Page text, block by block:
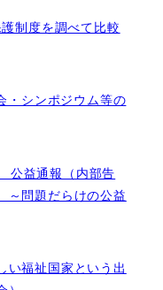
制度を調べて比較
・シンポジウム等の
公益通報（内部告
問題だらけの公益
い福祉国家という出